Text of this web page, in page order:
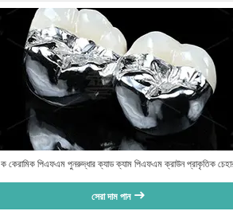
ক কেরামিক পিএফএম পুনরুদ্ধার ক্যাড ক্যাম পিএফএম ক্রাউন প্রাকৃতিক
সেরা দাম পান